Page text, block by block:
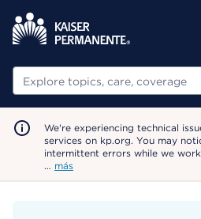
Buscar
We're experiencing technical
services on kp.org. You may
intermittent errors while we
… más